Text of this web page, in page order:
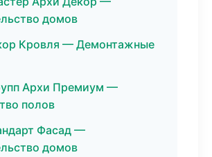
домов
Кровля — Демонтажные
Архи Премиум —
полов
Фасад —
домов